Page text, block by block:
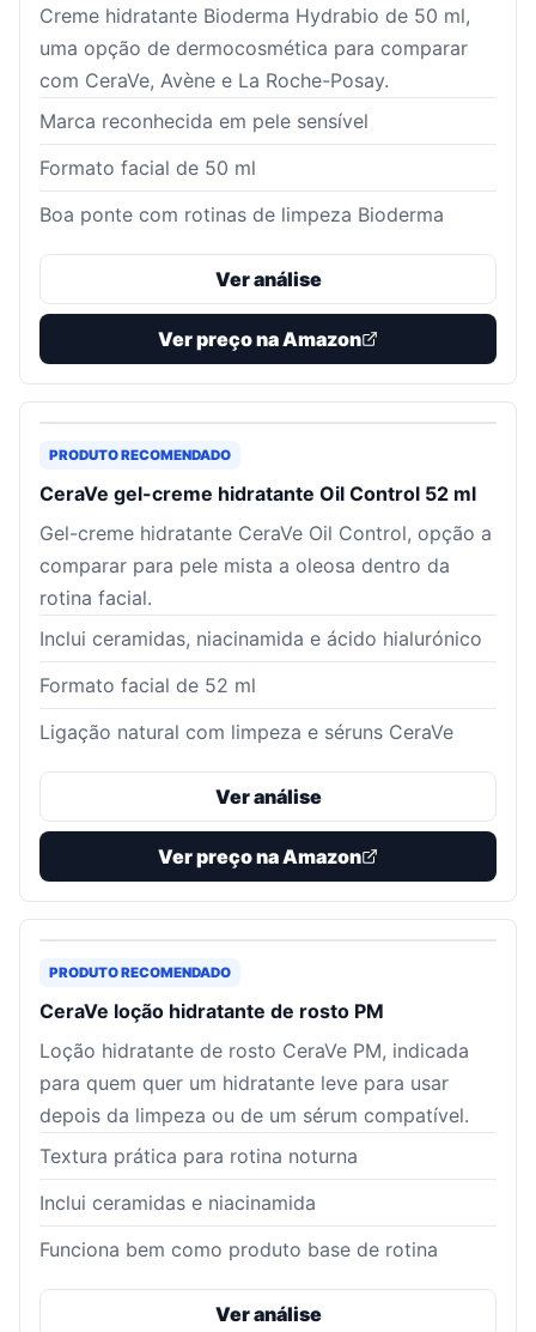
Creme hidratante Bioderma Hydrabio de 50 ml,
uma opção de dermocosmética para comparar
com CeraVe, Avène e La Roche-Posay.
Marca reconhecida em pele sensível
Formato facial de 50 ml
Boa ponte com rotinas de limpeza Bioderma
Ver análise
Ver preço na Amazon
PRODUTO RECOMENDADO
CeraVe gel-creme hidratante Oil Control 52 ml
Gel-creme hidratante CeraVe Oil Control, opção a
comparar para pele mista a oleosa dentro da
rotina facial.
Inclui ceramidas, niacinamida e ácido hialurónico
Formato facial de 52 ml
Ligação natural com limpeza e séruns CeraVe
Ver análise
Ver preço na Amazon
PRODUTO RECOMENDADO
CeraVe loção hidratante de rosto PM
Loção hidratante de rosto CeraVe PM, indicada
para quem quer um hidratante leve para usar
depois da limpeza ou de um sérum compatível.
Textura prática para rotina noturna
Inclui ceramidas e niacinamida
Funciona bem como produto base de rotina
Ver análise